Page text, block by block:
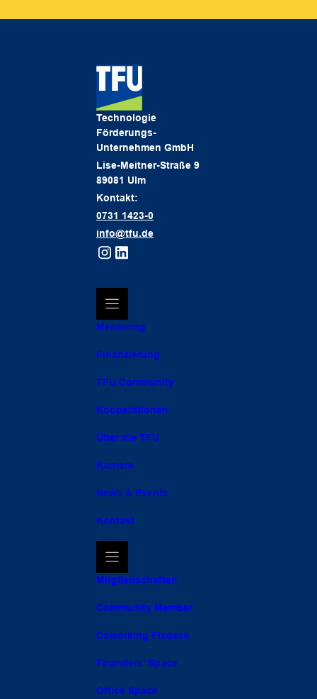
Technologie
Förderungs-
Unternehmen GmbH
Lise-Meitner-Straße 9
89081 Ulm
Kontakt:
0731 1423-0
info@tfu.de
Mentoring
Finanzierung
TFU Community
Kooperationen
Über die TFU
Karriere
News & Events
Kontakt
Mitgliedschaften
Community Member
Coworking Fixdesk
Founders’ Space
Office Space